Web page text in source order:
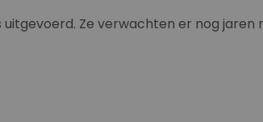
Ze verwachten er nog jaren